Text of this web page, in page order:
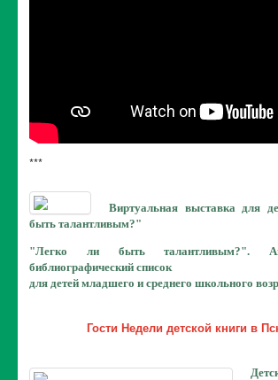
***
Виртуальная выставка для
быть талантливым?"
"Легко ли быть талантливым?".
библиографический список
для детей младшего и среднего школьного
Гости Недели детской книги в